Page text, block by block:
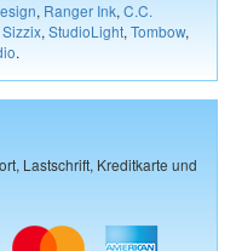
, Ranger Ink, C.C.
Sizzix, StudioLight, Tombow,
.
Lastschrift, Kreditkarte und